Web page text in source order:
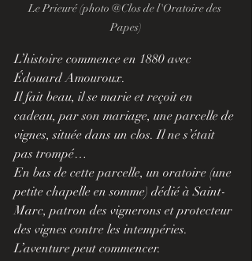
Le Prieuré (photo @Clos de l'Oratoire des
Papes)
L’histoire commence en 1880 avec
Édouard Amouroux.
Il fait beau, il se marie et reçoit en
cadeau, par son mariage, une parcelle de
vignes, située dans un clos. Il ne s’était
pas trompé…
En bas de cette parcelle, un oratoire (une
petite chapelle en somme) dédié à Saint-
Marc, patron des vignerons et protecteur
des vignes contre les intempéries.
L’aventure peut commencer.